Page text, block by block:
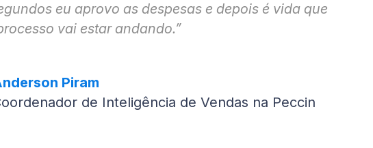
eu aprovo as despesas e depois é vida que
vai estar andando.”
Piram
de Inteligência de Vendas na Peccin